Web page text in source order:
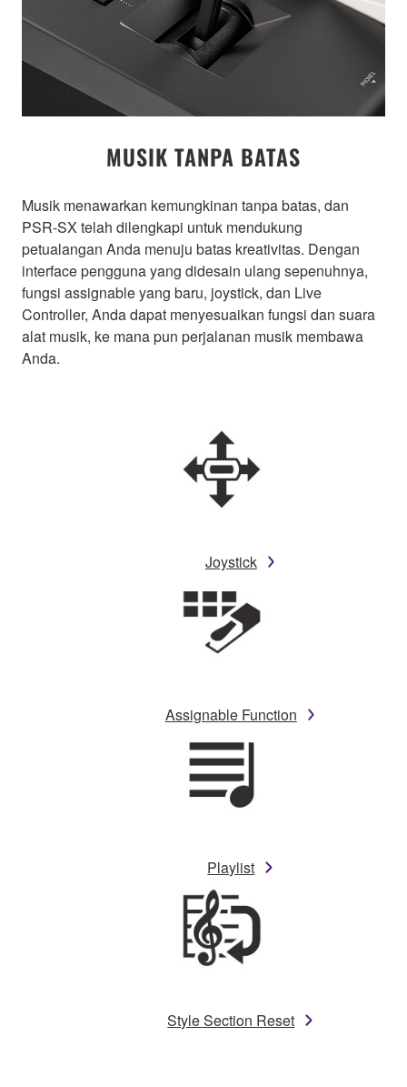
MUSIK TANPA BATAS
Musik menawarkan kemungkinan tanpa batas, dan
PSR-SX telah dilengkapi untuk mendukung
petualangan Anda menuju batas kreativitas. Dengan
interface pengguna yang didesain ulang sepenuhnya,
fungsi assignable yang baru, joystick, dan Live
Controller, Anda dapat menyesuaikan fungsi dan suara
alat musik, ke mana pun perjalanan musik membawa
Anda.
Joystick
Assignable Function
Playlist
Style Section Reset